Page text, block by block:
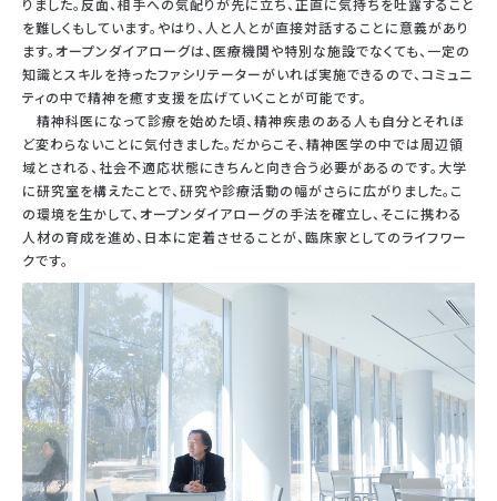
りました。反面、相手への気配りが先に立ち、正直に気持ちを吐露すること
を難しくもしています。やはり、人と人とが直接対話することに意義があり
ます。オープンダイアローグは、医療機関や特別な施設でなくても、一定の
知識とスキルを持ったファシリテーターがいれば実施できるので、コミュニ
ティの中で精神を癒す支援を広げていくことが可能です。
精神科医になって診療を始めた頃、精神疾患のある人も自分とそれほ
ど変わらないことに気付きました。だからこそ、精神医学の中では周辺領
域とされる、社会不適応状態にきちんと向き合う必要があるのです。大学
に研究室を構えたことで、研究や診療活動の幅がさらに広がりました。こ
の環境を生かして、オープンダイアローグの手法を確立し、そこに携わる
人材の育成を進め、日本に定着させることが、臨床家としてのライフワー
クです。